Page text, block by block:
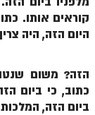
הזוהר הקדוש ויגש
הזוהר הקדוש ויחי
ספר הזוהר – שמות
קוראים אותו.
היום הזה, היה
הזה? משום
כתוב, כי ביום
ביום הזה,